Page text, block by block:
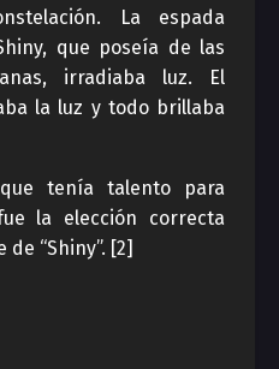
La espada
que poseía de las
irradiaba luz. El
la luz y todo brillaba
tenía talento para
la elección correcta
“Shiny”. [2]